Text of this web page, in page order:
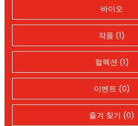
바이오
작품 (1)
컬렉션 (1)
이벤트 (0)
즐겨 찾기 (0)